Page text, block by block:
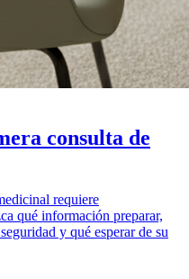
consulta de
requiere
qué información preparar,
y qué esperar de su